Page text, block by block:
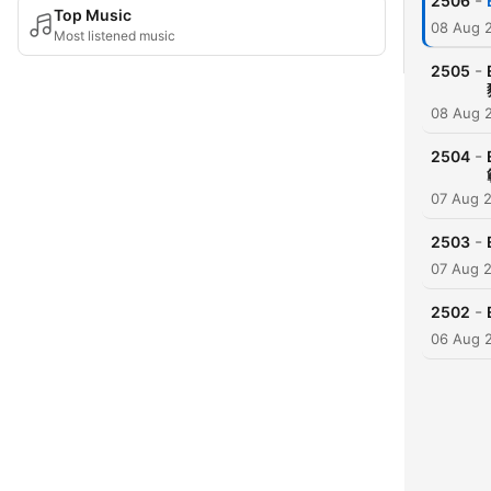
Top Music
Most listened music 08 Aug
2505 -
08 Aug
2504 -
07 Aug
2503 -
07 Aug
2502 -
06 Aug